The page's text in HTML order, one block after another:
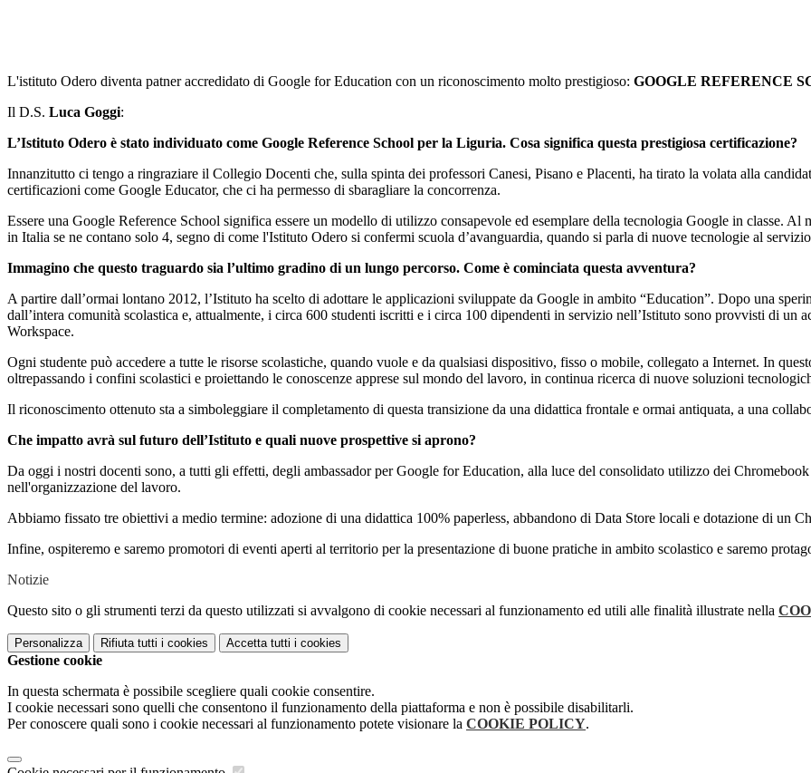
L'istituto Odero diventa patner accredidato di Google for Education con un riconoscimento molto prestigioso: GOOGLE REFERENCE
Il D.S. Luca Goggi:
L’Istituto Odero è stato individuato come Google Reference School per la Liguria. Cosa significa questa prestigiosa certificazione?
Innanzitutto ci tengo a ringraziare il Collegio Docenti che, sulla spinta dei professori Canesi, Pisano e Placenti, ha tirato la volata alla
certificazioni come Google Educator, che ci ha permesso di sbaragliare la concorrenza.
Essere una Google Reference School significa essere un modello di utilizzo consapevole ed esemplare della tecnologia Google in classe.
in Italia se ne contano solo 4, segno di come l'Istituto Odero si confermi scuola d’avanguardia, quando si parla di nuove tecnologie al
Immagino che questo traguardo sia l’ultimo gradino di un lungo percorso. Come è cominciata questa avventura?
A partire dall’ormai lontano 2012, l’Istituto ha scelto di adottare le applicazioni sviluppate da Google in ambito “Education”. Dopo una
dall’intera comunità scolastica e, attualmente, i circa 600 studenti iscritti e i circa 100 dipendenti in servizio nell’Istituto sono provvisti di un
Workspace.
Ogni studente può accedere a tutte le risorse scolastiche, quando vuole e da qualsiasi dispositivo, fisso o mobile, collegato a Internet. In
oltrepassando i confini scolastici e proiettando le conoscenze apprese sul mondo del lavoro, in continua ricerca di nuove soluzioni
Il riconoscimento ottenuto sta a simboleggiare il completamento di questa transizione da una didattica frontale e ormai antiquata, a una
Che impatto avrà sul futuro dell’Istituto e quali nuove prospettive si aprono?
Da oggi i nostri docenti sono, a tutti gli effetti, degli ambassador per Google for Education, alla luce del consolidato utilizzo dei
nell'organizzazione del lavoro.
Abbiamo fissato tre obiettivi a medio termine: adozione di una didattica 100% paperless, abbandono di Data Store locali e dotazione di un
Infine, ospiteremo e saremo promotori di eventi aperti al territorio per la presentazione di buone pratiche in ambito scolastico e saremo
Notizie
Questo sito o gli strumenti terzi da questo utilizzati si avvalgono di cookie necessari al funzionamento ed utili alle finalità illustrate nella
Personalizza Rifiuta tutti i cookies Accetta tutti i cookies
Gestione cookie
In questa schermata è possibile scegliere quali cookie consentire.
I cookie necessari sono quelli che consentono il funzionamento della piattaforma e non è possibile disabilitarli.
Per conoscere quali sono i cookie necessari al funzionamento potete visionare la COOKIE POLICY.